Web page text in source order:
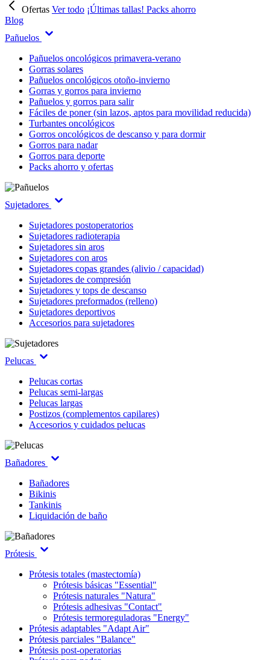
Ofertas Ver todo ¡Últimas tallas! Packs ahorro
Blog
Pañuelos
Pañuelos oncológicos primavera-verano
Gorras solares
Pañuelos oncológicos otoño-invierno
Gorras y gorros para invierno
Pañuelos y gorros para salir
Fáciles de poner (sin lazos, aptos para movilidad reducida)
Turbantes oncológicos
Gorros oncológicos de descanso y para dormir
Gorros para nadar
Gorros para deporte
Packs ahorro y ofertas
Sujetadores
Sujetadores postoperatorios
Sujetadores radioterapia
Sujetadores sin aros
Sujetadores con aros
Sujetadores copas grandes (alivio / capacidad)
Sujetadores de compresión
Sujetadores y tops de descanso
Sujetadores preformados (relleno)
Sujetadores deportivos
Accesorios para sujetadores
Pelucas
Pelucas cortas
Pelucas semi-largas
Pelucas largas
Postizos (complementos capilares)
Accesorios y cuidados pelucas
Bañadores
Bañadores
Bikinis
Tankinis
Liquidación de baño
Prótesis
Prótesis totales (mastectomía)
Prótesis básicas "Essential"
Prótesis naturales "Natura"
Prótesis adhesivas "Contact"
Prótesis termoreguladoras "Energy"
Prótesis adaptables "Adapt Air"
Prótesis parciales "Balance"
Prótesis post-operatorias